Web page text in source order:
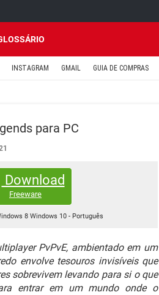
INSTAGRAM GMAIL GUIA DE COMPRAS
para PC
Download
Freeware
8 Windows 10 - Português
PvPvE, ambientado em um
envolve tesouros invisíveis que
sobrevivem levando para si o que
entrar em um mundo onde o